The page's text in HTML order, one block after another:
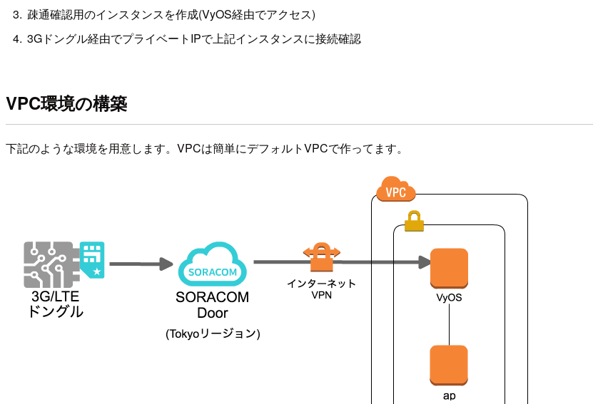
疎通確認用のインスタンスを作成(VyOS経由でアクセス)
3Gドングル経由でプライベートIPで上記インスタンスに接続確認
VPC環境の構築
下記のような環境を用意します。VPCは簡単にデフォルトVPCで作ってます。